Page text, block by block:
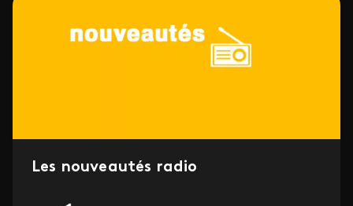
Les nouveautés radio